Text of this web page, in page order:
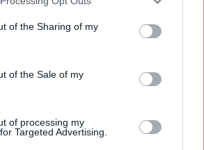
of the Sharing of my
of the Sale of my
of processing my
Targeted Advertising.
cu
pe
Duduie depesedizarea: Orban
a schimbat 20 de prefecți
Redacţia